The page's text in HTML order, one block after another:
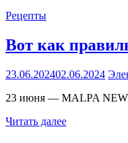
Рецепты
Вот как
23.06.202402.06.2024
23 июня — MALPA
Читать далее